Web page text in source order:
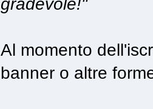
gradevole!"
Al momento
banner o altre